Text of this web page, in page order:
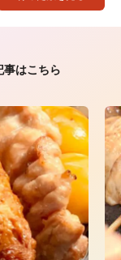
事はこちら